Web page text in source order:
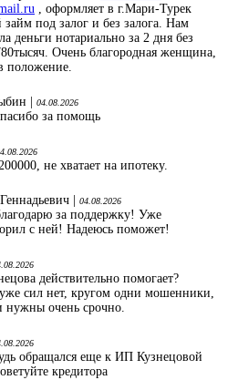
, оформляет в г.Мари-Турек
займ под залог и без залога. Нам
деньги нотариально за 2 дня без
Очень благородная женщина,
положение.
| 04.08.2026
за помощь
не хватает на ипотеку.
| 04.08.2026
за поддержку! Уже
с ней! Надеюсь поможет!
действительно помогает?
сил нет, кругом одни мошенники,
нужны очень срочно.
обращался еще к ИП Кузнецовой
кредитора